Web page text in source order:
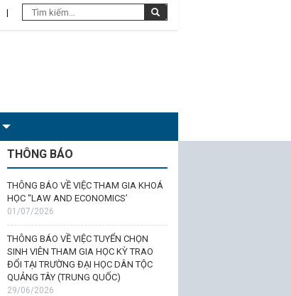
THÔNG BÁO
THÔNG BÁO VỀ VIỆC THAM GIA KHOÁ
HỌC “LAW AND ECONOMICS’
01/07/2026
THÔNG BÁO VỀ VIỆC TUYỂN CHỌN
SINH VIÊN THAM GIA HỌC KỲ TRAO
ĐỔI TẠI TRƯỜNG ĐẠI HỌC DÂN TỘC
QUẢNG TÂY (TRUNG QUỐC)
29/06/2026